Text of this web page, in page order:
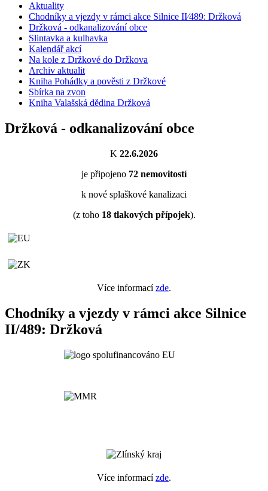
Aktuality
Chodníky a vjezdy v rámci akce Silnice II⁄489: Držková
Držková - odkanalizování obce
Slintavka a kulhavka
Kalendář akcí
Na kole z Držkové do Držkova
Archiv aktualit
Kniha Pohádky a pověsti z Držkové
Sbírka na zvon
Kniha Valašská dědina Držková
Držková - odkanalizování obce
K 22.6.2026
je připojeno 72 nemovitostí
k nové splaškové kanalizaci
(z toho 18tlakových přípojek).
Více informacízde.
Chodníky a vjezdy v rámci akce Silnice
II/489: Držková
Více informacízde.